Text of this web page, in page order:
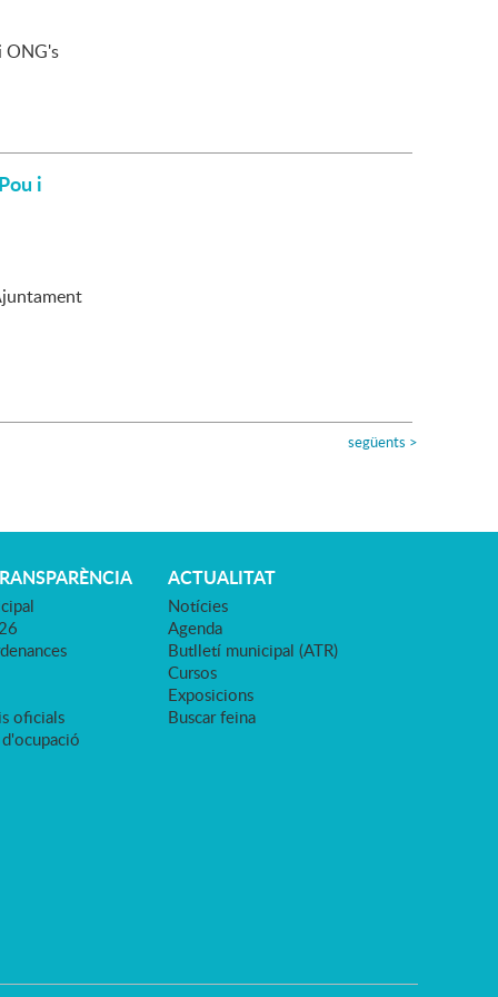
ONG's
i
següents >
oficials
ACTUALITAT
Notícies
Agenda
Butlletí municipal (ATR)
Cursos
Exposicions
Buscar feina